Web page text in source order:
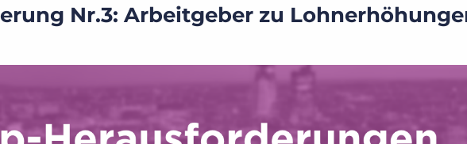
Nr.3: Arbeitgeber zu